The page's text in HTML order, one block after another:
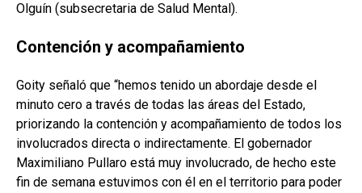
Olguín (subsecretaria de Salud Mental).
Contención y acompañamiento
Goity señaló que “hemos tenido un abordaje desde el
minuto cero a través de todas las áreas del Estado,
priorizando la contención y acompañamiento de todos los
involucrados directa o indirectamente. El gobernador
Maximiliano Pullaro está muy involucrado, de hecho este
fin de semana estuvimos con él en el territorio para poder